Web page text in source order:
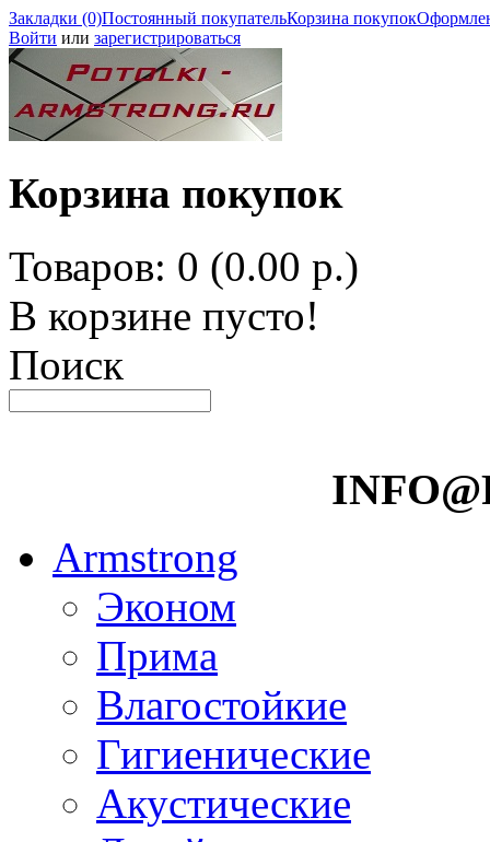
Закладки (0)Постоянный покупательКорзина покупок
Войти или зарегистрироваться
Корзина покупок
Товаров: 0 (0.00 р.)
В корзине пусто!
Поиск
Armstrong
Эконом
Прима
Влагостойкие
Гигиенические
Акустические